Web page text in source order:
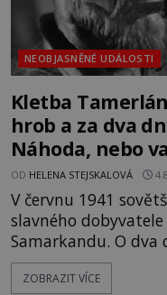
NEOBJASNĚNÉ UDÁLOSTI
Kletba
hrob a za dva
Náhoda, nebo
OD HELENA STEJSKALOVÁ
V červnu 1941
slavného
Samarkandu. O
Německo zahajuje
Sovětský svaz.
ZOBRAZIT VÍCE